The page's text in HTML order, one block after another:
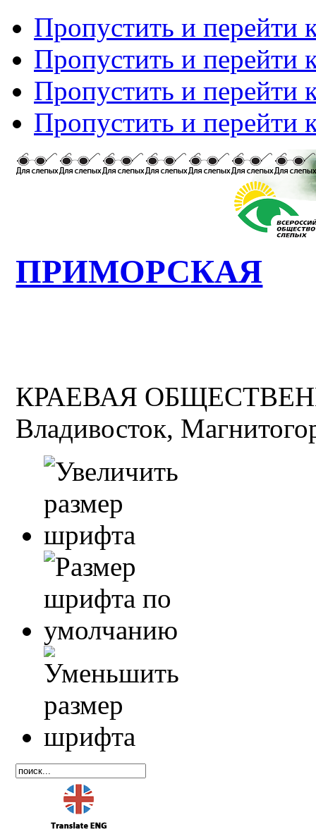
Пропустить и перейти
Пропустить и перейти
Пропустить и перейти
Пропустить и перейти
ПРИМОРСКАЯ
КРАЕВАЯ
Владивосток,